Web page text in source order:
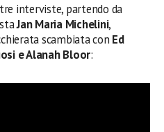
interviste, partendo da
Jan Maria Michelini,
scambiata con Ed
e Alanah Bloor: